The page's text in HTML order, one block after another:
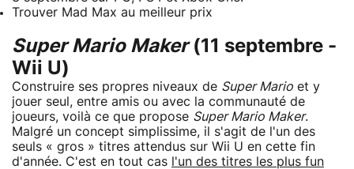
Trouver Mad Max au meilleur prix
Super Mario Maker(11 septembre -
Wii U)
Construire ses propres niveaux de Super Mario et y
jouer seul, entre amis ou avec la communauté de
joueurs, voilà ce que propose Super Mario Maker.
Malgré un concept simplissime, il s'agit de l'un des
seuls « gros » titres attendus sur Wii U en cette fin
d'année. C'est en tout cas
l'un des titres les plus fun